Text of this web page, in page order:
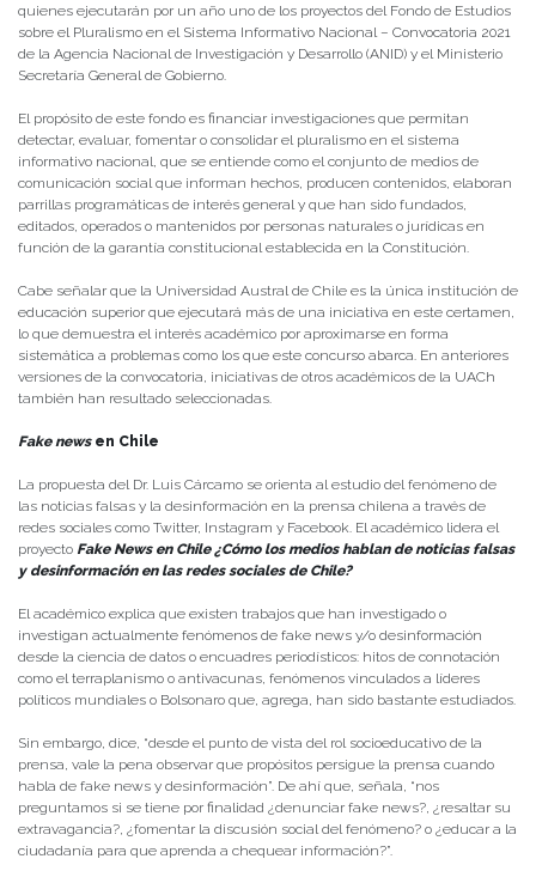
quienes ejecutarán por un año uno de los proyectos del Fondo de Estudios
sobre el Pluralismo en el Sistema Informativo Nacional – Convocatoria 2021
de la Agencia Nacional de Investigación y Desarrollo (ANID) y el Ministerio
Secretaría General de Gobierno.
El propósito de este fondo es financiar investigaciones que permitan
detectar, evaluar, fomentar o consolidar el pluralismo en el sistema
informativo nacional, que se entiende como el conjunto de medios de
comunicación social que informan hechos, producen contenidos, elaboran
parrillas programáticas de interés general y que han sido fundados,
editados, operados o mantenidos por personas naturales o jurídicas en
función de la garantía constitucional establecida en la Constitución.
Cabe señalar que la Universidad Austral de Chile es la única institución de
educación superior que ejecutará más de una iniciativa en este certamen,
lo que demuestra el interés académico por aproximarse en forma
sistemática a problemas como los que este concurso abarca. En anteriores
versiones de la convocatoria, iniciativas de otros académicos de la UACh
también han resultado seleccionadas.
Fake newsen Chile
La propuesta del Dr. Luis Cárcamo se orienta al estudio del fenómeno de
las noticias falsas y la desinformación en la prensa chilena a través de
redes sociales como Twitter, Instagram y Facebook. El académico lidera el
proyecto Fake News en Chile ¿Cómo los medios hablan de noticias falsas
y desinformación en las redes sociales de Chile?
El académico explica que existen trabajos que han investigado o
investigan actualmente fenómenos de fake news y/o desinformación
desde la ciencia de datos o encuadres periodísticos: hitos de connotación
como el terraplanismo o antivacunas, fenómenos vinculados a líderes
políticos mundiales o Bolsonaro que, agrega, han sido bastante estudiados.
Sin embargo, dice, “desde el punto de vista del rol socioeducativo de la
prensa, vale la pena observar que propósitos persigue la prensa cuando
habla de fake news y desinformación”. De ahí que, señala, “nos
preguntamos si se tiene por finalidad ¿denunciar fake news?, ¿resaltar su
extravagancia?, ¿fomentar la discusión social del fenómeno? o ¿educar a la
ciudadanía para que aprenda a chequear información?”.